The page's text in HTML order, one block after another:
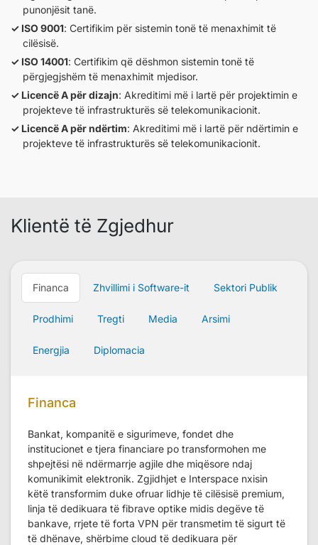
punonjësit tanë.
ISO 9001: Certifikim për sistemin tonë të menaxhimit të
cilësisë.
ISO 14001: Certifikim që dëshmon sistemin tonë të
përgjegjshëm të menaxhimit mjedisor.
Licencë A për dizajn: Akreditimi më i lartë për projektimin e
projekteve të infrastrukturës së telekomunikacionit.
Licencë A për ndërtim: Akreditimi më i lartë për ndërtimin e
projekteve të infrastrukturës së telekomunikacionit.
Klientë të Zgjedhur
Financa Zhvillimi i Software-it Sektori Publik
Prodhimi Tregti Media Arsimi
Energjia Diplomacia
Financa
Bankat, kompanitë e sigurimeve, fondet dhe
institucionet e tjera financiare po transformohen me
shpejtësi në ndërmarrje agjile dhe miqësore ndaj
komunikimit elektronik. Zgjidhjet e Interspace nxisin
këtë transformim duke ofruar lidhje të cilësisë premium,
linja të dedikuara të fibrave optike midis degëve të
bankave, rrjete të forta VPN për transmetim të sigurt të
të dhënave, shërbime cloud të dedikuara për